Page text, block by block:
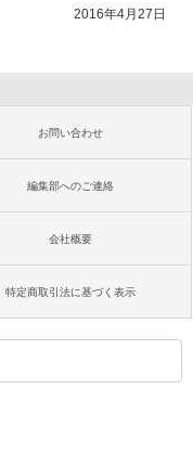
2016年4月27日
お問い合わせ
編集部へのご連絡
会社概要
特定商取引法に基づく表示